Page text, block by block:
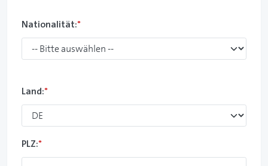
Nationalität:*
Land:*
PLZ:*